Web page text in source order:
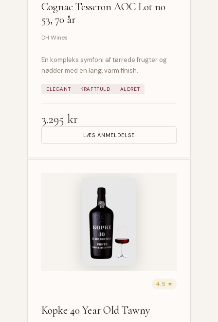
Cognac Tesseron AOC Lot no
53, 70 år
DH Wines
En kompleks symfoni af tørrede frugter og
nødder med en lang, varm finish.
ELEGANT KRAFTFULD ALDRET
3.295 kr
LÆS ANMELDELSE
4.5 ★
Kopke 40 Year Old Tawny